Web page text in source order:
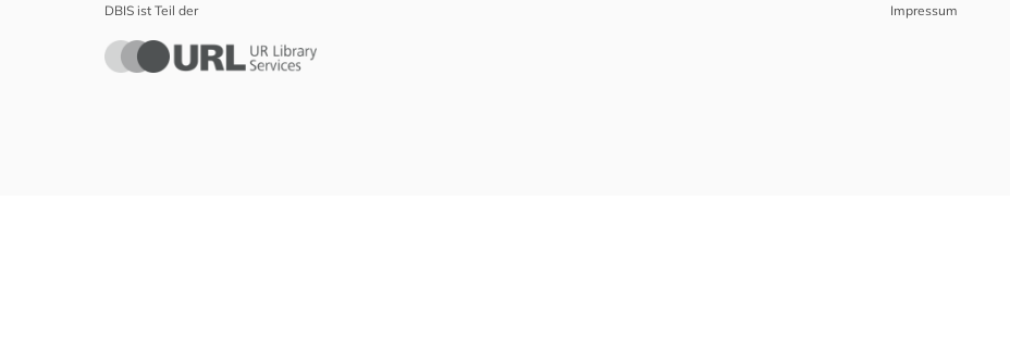
DBIS ist Teil der Impressum